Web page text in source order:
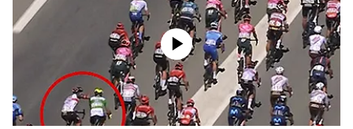
Ciclismo
Herri-kirolak
Balonmano